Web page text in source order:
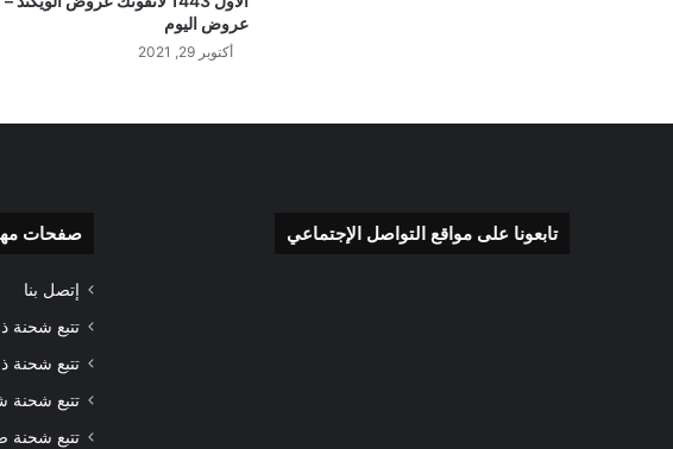
عروض اليوم
أكتوبر 29, 2021
تابعونا على مواقع التواصل الإجتماعي صفحات
إتصل بنا
تتبع شحنة
تتبع شحنة
تتبع
تتبع شحنة